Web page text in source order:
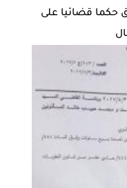
حكما قضائيا على